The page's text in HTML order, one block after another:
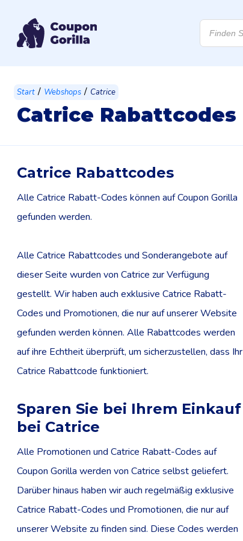
Products
search
Start / Webshops / Catrice
Catrice Rabattcodes
Catrice Rabattcodes
Alle Catrice Rabatt-Codes können auf Coupon Gorilla
gefunden werden.
Alle Catrice Rabattcodes und Sonderangebote auf
dieser Seite wurden von Catrice zur Verfügung
gestellt. Wir haben auch exklusive Catrice Rabatt-
Codes und Promotionen, die nur auf unserer Website
gefunden werden können. Alle Rabattcodes werden
auf ihre Echtheit überprüft, um sicherzustellen, dass Ihr
Catrice Rabattcode funktioniert.
Sparen Sie bei Ihrem Einkauf
bei Catrice
Alle Promotionen und Catrice Rabatt-Codes auf
Coupon Gorilla werden von Catrice selbst geliefert.
Darüber hinaus haben wir auch regelmäßig exklusive
Catrice Rabatt-Codes und Promotionen, die nur auf
unserer Website zu finden sind. Diese Codes werden